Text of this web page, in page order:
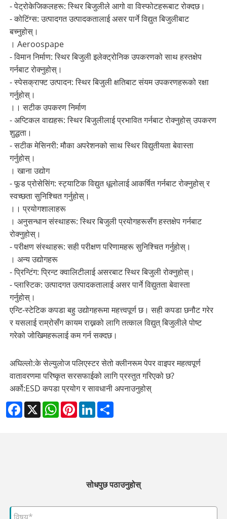
- पेट्रोकेजिकलहरू: स्थिर बिजुलीले आगो वा विस्फोटहरूबाट रोक्दछ।
- कोटिंग्स: उत्पादगत उत्पादकतालाई असर पार्ने विद्युत बिजुलीबाट
बच्नुहोस्।
। Aeroospape
- विमान निर्माण: स्थिर बिजुली इलेक्ट्रोनिक उपकरणको साथ हस्तक्षेप
गर्नबाट रोक्नुहोस्।
- स्पेसक्राफ्ट उत्पादन: स्थिर बिजुली क्षतिबाट संयम उपकरणहरूको रक्षा
गर्नुहोस्।
।। सटीक उपकरण निर्माण
- अप्टिकल वाद्यहरू: स्थिर बिजुलीलाई प्रभावित गर्नबाट रोक्नुहोस् उपकरण
शुद्धता।
- सटीक मेसिनरी: मौका अपरेशनको साथ स्थिर विद्युतीयता बेवास्ता
गर्नुहोस्।
। खाना उद्योग
- फूड प्रोसेसिंग: स्ट्याटिक विद्युत धूलोलाई आकर्षित गर्नबाट रोक्नुहोस् र
स्वच्छता सुनिश्चित गर्नुहोस्।
।। प्रयोगशालाहरू
। अनुसन्धान संस्थाहरू: स्थिर बिजुली प्रयोगहरूसँग हस्तक्षेप गर्नबाट
रोक्नुहोस्।
- परीक्षण संस्थाहरू: सही परीक्षण परिणामहरू सुनिश्चित गर्नुहोस्।
। अन्य उद्योगहरू
- प्रिन्टिंग: प्रिन्ट क्वालिटीलाई असरबाट स्थिर बिजुली रोक्नुहोस्।
- प्लास्टिक: उत्पादगत उत्पादकतालाई असर पार्ने विद्युतता बेवास्ता
गर्नुहोस्।
एन्टि-स्टेटिक कपडा बहु उद्योगहरूमा महत्त्वपूर्ण छ। सही कपडा छनौट गरेर
र यसलाई राम्रोसँग कायम राख्नको लागि तत्काल विद्युत् बिजुलीले पोष्ट
गरेको जोखिमहरूलाई कम गर्न सक्दछ।
अघिल्लो:के सेल्युलोज पलिएस्टर सेतो क्लीनरूम पेपर वाइपर महत्वपूर्ण
वातावरणमा परिष्कृत सरसफाईको लागि प्रस्तुत गरिएको छ?
अर्को:ESD कपडा प्रयोग र सावधानी अपनाउनुहोस्
Facebook
X WhatsApp
PinterestLinkedIn
सोधपुछ पठाउनुहोस्